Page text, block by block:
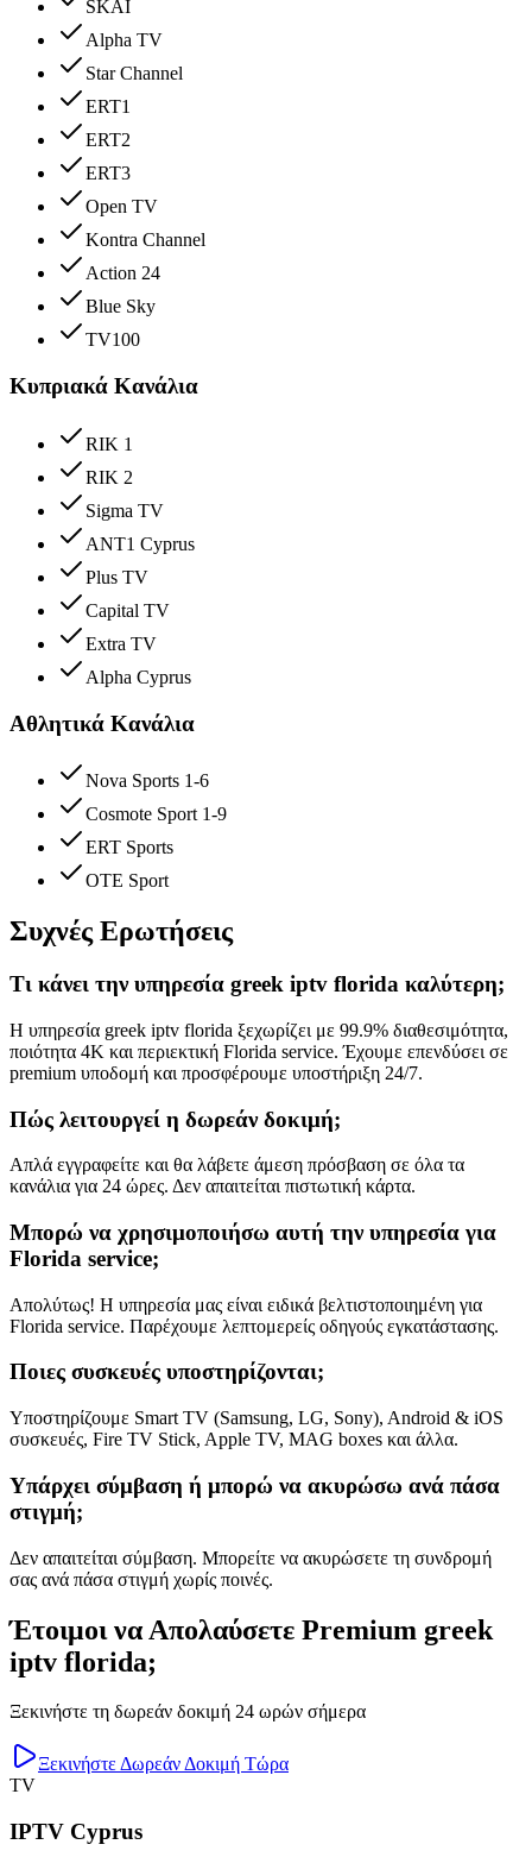
SKAI
Alpha TV
Star Channel
ERT1
ERT2
ERT3
Open TV
Kontra Channel
Action 24
Blue Sky
TV100
Κυπριακά Κανάλια
RIK 1
RIK 2
Sigma TV
ANT1 Cyprus
Plus TV
Capital TV
Extra TV
Alpha Cyprus
Αθλητικά Κανάλια
Nova Sports 1-6
Cosmote Sport 1-9
ERT Sports
OTE Sport
Συχνές Ερωτήσεις
Τι κάνει την υπηρεσία greek iptv florida καλύτερη;
Η υπηρεσία greek iptv florida ξεχωρίζει με 99.9% διαθεσιμότητα,
ποιότητα 4K και περιεκτική Florida service. Έχουμε επενδύσει σε
premium υποδομή και προσφέρουμε υποστήριξη 24/7.
Πώς λειτουργεί η δωρεάν δοκιμή;
Απλά εγγραφείτε και θα λάβετε άμεση πρόσβαση σε όλα τα
κανάλια για 24 ώρες. Δεν απαιτείται πιστωτική κάρτα.
Μπορώ να χρησιμοποιήσω αυτή την υπηρεσία για
Florida service;
Απολύτως! Η υπηρεσία μας είναι ειδικά βελτιστοποιημένη για
Florida service. Παρέχουμε λεπτομερείς οδηγούς εγκατάστασης.
Ποιες συσκευές υποστηρίζονται;
Υποστηρίζουμε Smart TV (Samsung, LG, Sony), Android & iOS
συσκευές, Fire TV Stick, Apple TV, MAG boxes και άλλα.
Υπάρχει σύμβαση ή μπορώ να ακυρώσω ανά πάσα
στιγμή;
Δεν απαιτείται σύμβαση. Μπορείτε να ακυρώσετε τη συνδρομή
σας ανά πάσα στιγμή χωρίς ποινές.
Έτοιμοι να Απολαύσετε Premium greek
iptv florida;
Ξεκινήστε τη δωρεάν δοκιμή 24 ωρών σήμερα
Ξεκινήστε Δωρεάν Δοκιμή Τώρα
TV
IPTV Cyprus